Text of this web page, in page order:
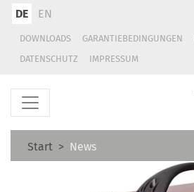
DE EN
DOWNLOADS GARANTIEBEDINGUNGEN
DATENSCHUTZ
IMPRESSUM
Start News